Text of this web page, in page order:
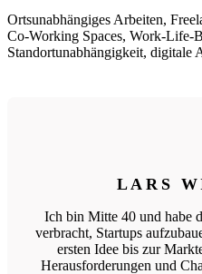
Ortsunabhängiges Arbeiten,
Co-Working Spaces, Work-Life-
Standortunabhängigkeit, digitale
LARS
Ich bin Mitte 40 und habe
verbracht, Startups
ersten Idee bis zur
Herausforderungen und